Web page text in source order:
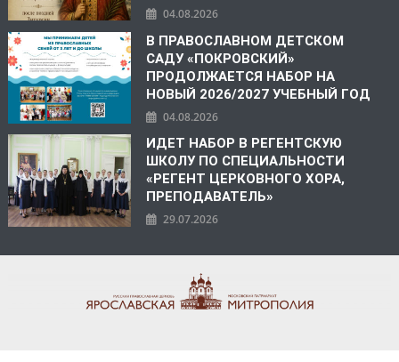
04.08.2026
В ПРАВОСЛАВНОМ ДЕТСКОМ
САДУ «ПОКРОВСКИЙ»
ПРОДОЛЖАЕТСЯ НАБОР НА
НОВЫЙ 2026/2027 УЧЕБНЫЙ ГОД
04.08.2026
ИДЕТ НАБОР В РЕГЕНТСКУЮ
ШКОЛУ ПО СПЕЦИАЛЬНОСТИ
«РЕГЕНТ ЦЕРКОВНОГО ХОРА,
ПРЕПОДАВАТЕЛЬ»
29.07.2026